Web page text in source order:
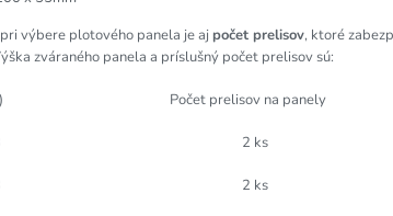
výbere plotového panela je ajpočet prelisov, ktoré
zváraného panela a príslušný počet prelisov sú:
Počet prelisov na panely
2 ks
2 ks